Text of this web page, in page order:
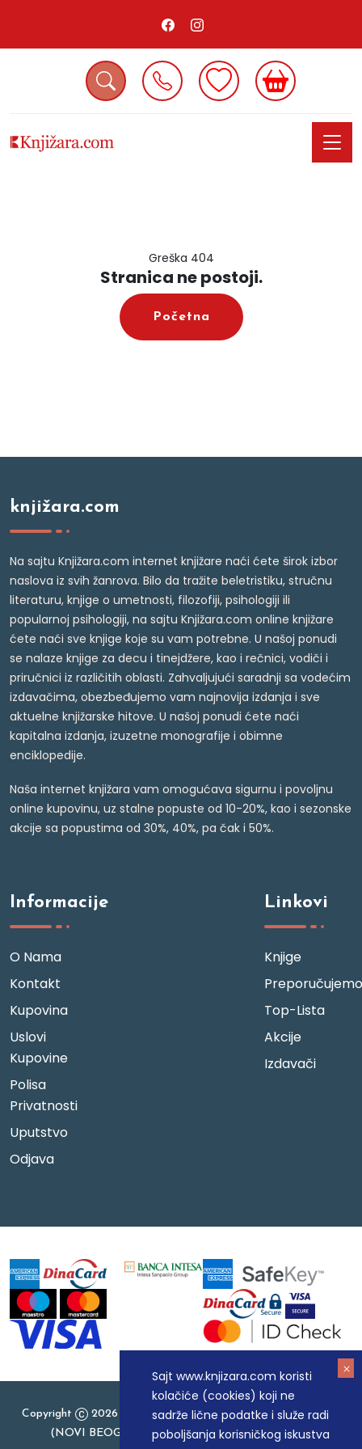
Sajt www.knjizara.com koristi
kolačiće (cookies) koji ne
sadrže lične podatke i služe radi
poboljšanja korisničkog iskustva
Greška 404
Stranica ne postoji.
Početna
knjižara.com
Na sajtu Knjižara.com internet knjižare naći ćete širok izbor
naslova iz svih žanrova. Bilo da tražite beletristiku, stručnu
literaturu, knjige o umetnosti, filozofiji, psihologiji ili
popularnoj psihologiji, na sajtu Knjižara.com online knjižare
ćete naći sve knjige koje su vam potrebne. U našoj ponudi
se nalaze knjige za decu i tinejdžere, kao i rečnici, vodiči i
priručnici iz različitih oblasti. Zahvaljujući saradnji sa vodećim
izdavačima, obezbeđujemo vam najnovija izdanja i sve
aktuelne knjižarske hitove. U našoj ponudi ćete naći
kapitalna izdanja, izuzetne monografije i obimne
enciklopedije.
Naša internet knjižara vam omogućava sigurnu i povoljnu
online kupovinu, uz stalne popuste od 10-20%, kao i sezonske
akcije sa popustima od 30%, 40%, pa čak i 50%.
Informacije
O Nama
Kontakt
Kupovina
Uslovi
Kupovine
Polisa
Privatnosti
Uputstvo
Odjava
Linkovi
Knjige
Preporučujemo
Top-Lista
Akcije
Izdavači
Copyright
2026 Knjizara.com - MAKART DOO BEOGRAD
(NOVI BEOGRAD), PIB: 105184104, MB: 20337524